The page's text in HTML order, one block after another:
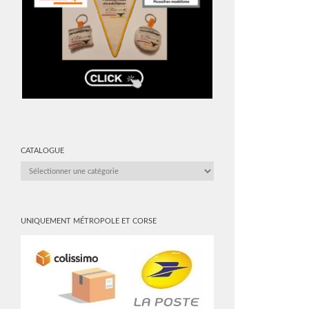
CATALOGUE
CATALOGUE
UNIQUEMENT MÉTROPOLE ET CORSE